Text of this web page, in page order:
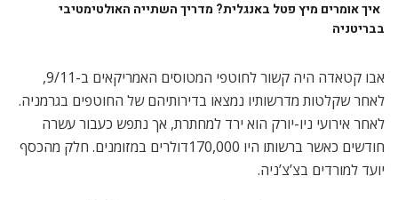
איך אומרים מיץ פטל באנגלית? מדריך השתייה האולטימטיבי
בבריטניה
אבו קטאדה היה קשור לחוטפי המטוסים האמריקאים ב-9/11,
לאחר שקלטות מדרשותיו נמצאו בדירותיהם של החוטפים בגרמניה.
לאחר אירועי ניו-יורק הוא ירד למחתרת, אך נתפש כעבור עשרה
חודשים כאשר ברשותו היו 170,000דולרים במזומנים. חלק מהכסף
יועד למורדים בצ’צ’ניה.